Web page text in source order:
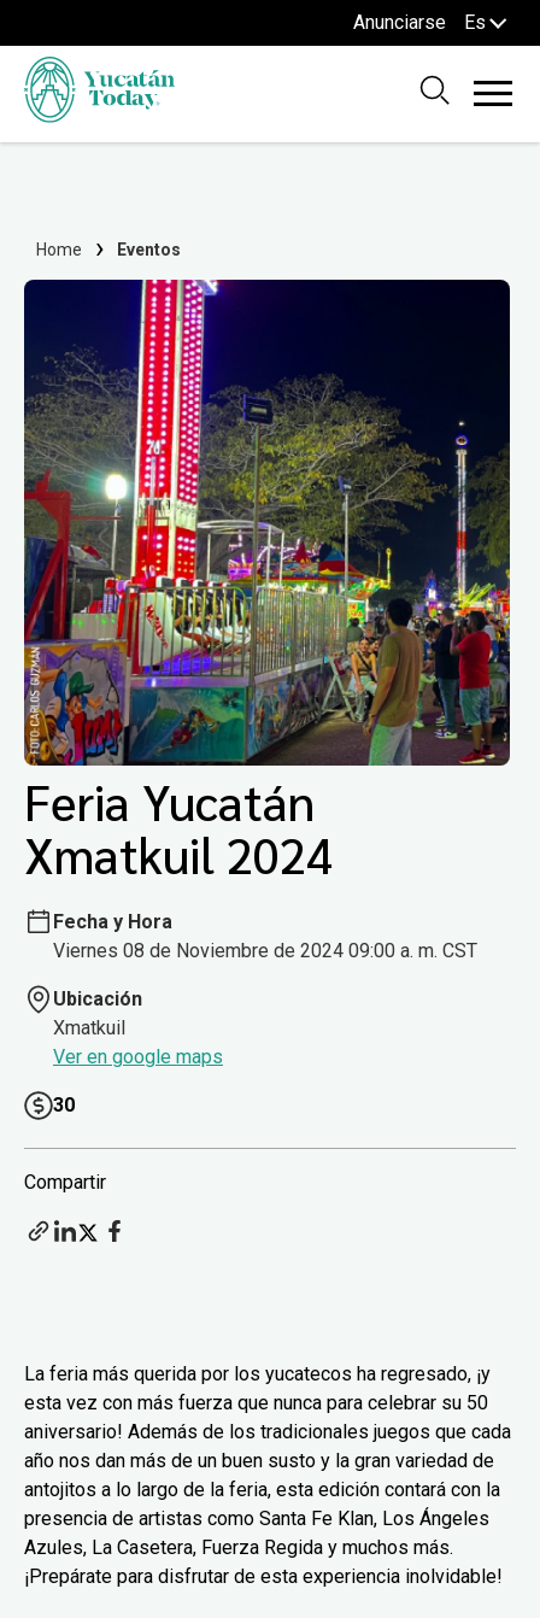
Anunciarse Es
Home Eventos
Feria Yucatán
Xmatkuil 2024
Fecha y Hora
Viernes 08 de Noviembre de 2024 09:00 a. m. CST
Ubicación
Xmatkuil
Ver en google maps
30
Compartir
La feria más querida por los yucatecos ha regresado, ¡y
esta vez con más fuerza que nunca para celebrar su 50
aniversario! Además de los tradicionales juegos que cada
año nos dan más de un buen susto y la gran variedad de
antojitos a lo largo de la feria, esta edición contará con la
presencia de artistas como Santa Fe Klan, Los Ángeles
Azules, La Casetera, Fuerza Regida y muchos más.
¡Prepárate para disfrutar de esta experiencia inolvidable!